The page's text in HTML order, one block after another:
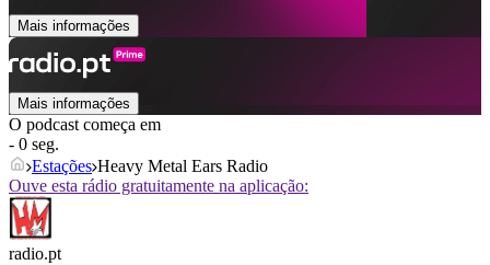
Mais informações
Mais informações
O podcast começa em
- 0 seg.
Estações Heavy Metal Ears Radio
Ouve esta rádio gratuitamente na aplicação:
radio.pt